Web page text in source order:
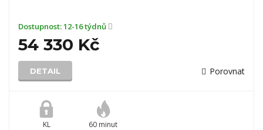
Dostupnost:12-16 týdnů
54 330 Kč
DETAIL Porovnat
KL 60 minut